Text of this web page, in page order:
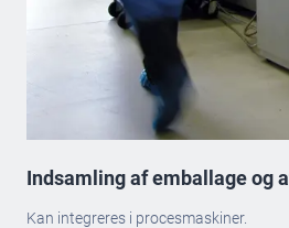
Indsamling af emballage og
Kan integreres i procesmaskiner.